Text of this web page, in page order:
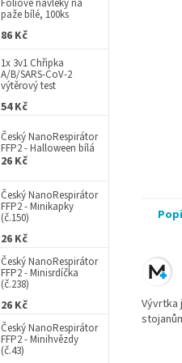
paže bílé, 100ks
86 Kč
1x 3v1 Chřipka
A/B/SARS-CoV-2
výtěrový test
54 Kč
Český NanoRespirátor
FFP2 - Halloween bílá
26 Kč
Český NanoRespirátor
FFP2 - Minikapky
(č.150)
26 Kč
Český NanoRespirátor
FFP2 - Minisrdíčka
(č.238)
26 Kč
Český NanoRespirátor
FFP2 - Minihvězdy
(č.43)
Vývrtka